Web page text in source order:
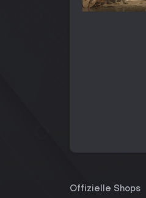
Offizielle Shops